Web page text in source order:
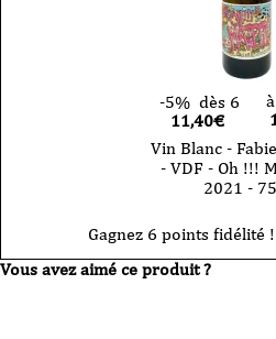
-5% dès 6
11,40€
Vin Blanc -
- VDF - Oh !!!
2021 -
Gagnez 6 points fidélité !
Vous avez aimé ce produit ?